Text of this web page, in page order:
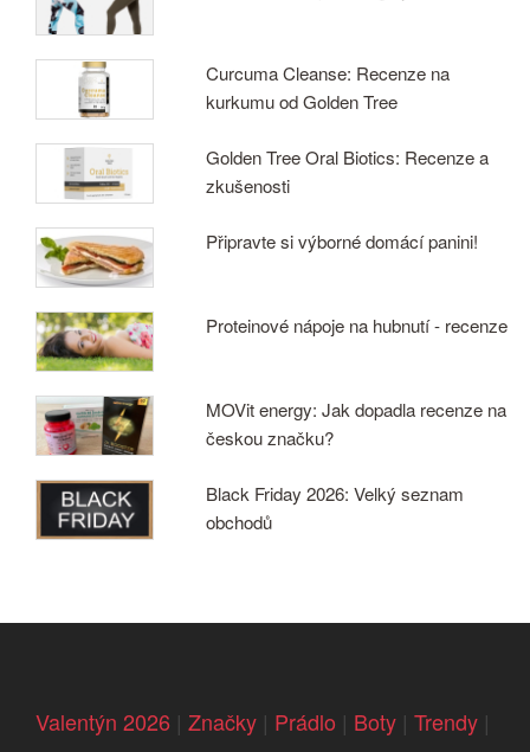
Curcuma Cleanse: Recenze na
kurkumu od Golden Tree
Golden Tree Oral Biotics: Recenze a
zkušenosti
Připravte si výborné domácí panini!
Proteinové nápoje na hubnutí - recenze
MOVit energy: Jak dopadla recenze na
českou značku?
Black Friday 2026: Velký seznam
obchodů
Valentýn 2026 | Značky | Prádlo | Boty | Trendy |